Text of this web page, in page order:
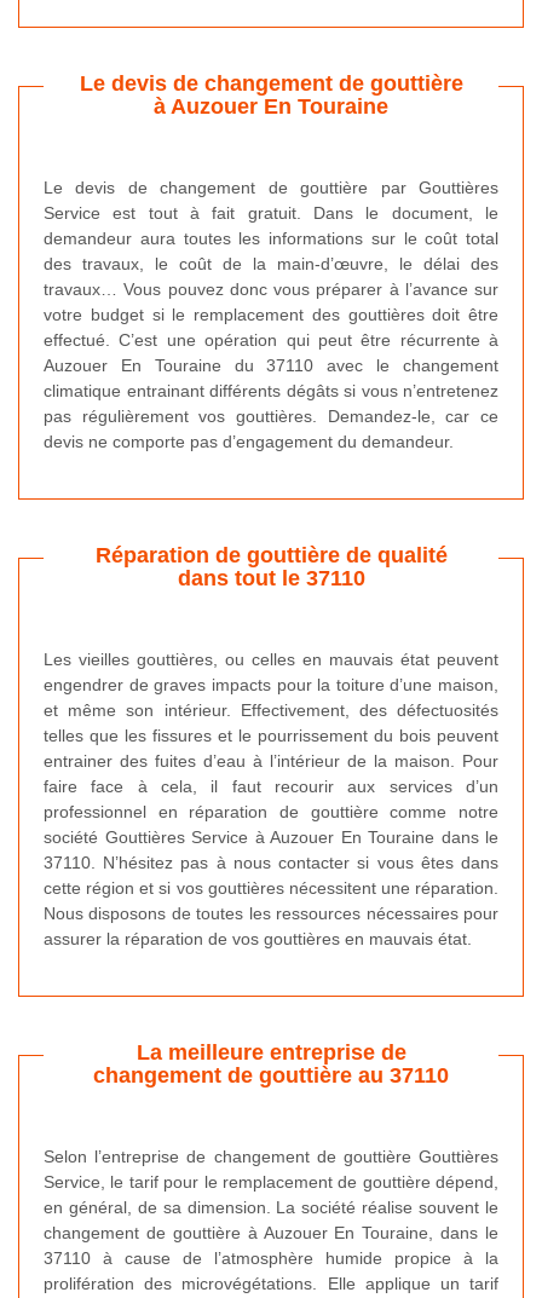
Le devis de changement de gouttière
à Auzouer En Touraine
Le devis de changement de gouttière par Gouttières
Service est tout à fait gratuit. Dans le document, le
demandeur aura toutes les informations sur le coût total
des travaux, le coût de la main-d’œuvre, le délai des
travaux… Vous pouvez donc vous préparer à l’avance sur
votre budget si le remplacement des gouttières doit être
effectué. C’est une opération qui peut être récurrente à
Auzouer En Touraine du 37110 avec le changement
climatique entrainant différents dégâts si vous n’entretenez
pas régulièrement vos gouttières. Demandez-le, car ce
devis ne comporte pas d’engagement du demandeur.
Réparation de gouttière de qualité
dans tout le 37110
Les vieilles gouttières, ou celles en mauvais état peuvent
engendrer de graves impacts pour la toiture d’une maison,
et même son intérieur. Effectivement, des défectuosités
telles que les fissures et le pourrissement du bois peuvent
entrainer des fuites d’eau à l’intérieur de la maison. Pour
faire face à cela, il faut recourir aux services d’un
professionnel en réparation de gouttière comme notre
société Gouttières Service à Auzouer En Touraine dans le
37110. N’hésitez pas à nous contacter si vous êtes dans
cette région et si vos gouttières nécessitent une réparation.
Nous disposons de toutes les ressources nécessaires pour
assurer la réparation de vos gouttières en mauvais état.
La meilleure entreprise de
changement de gouttière au 37110
Selon l’entreprise de changement de gouttière Gouttières
Service, le tarif pour le remplacement de gouttière dépend,
en général, de sa dimension. La société réalise souvent le
changement de gouttière à Auzouer En Touraine, dans le
37110 à cause de l’atmosphère humide propice à la
prolifération des microvégétations. Elle applique un tarif